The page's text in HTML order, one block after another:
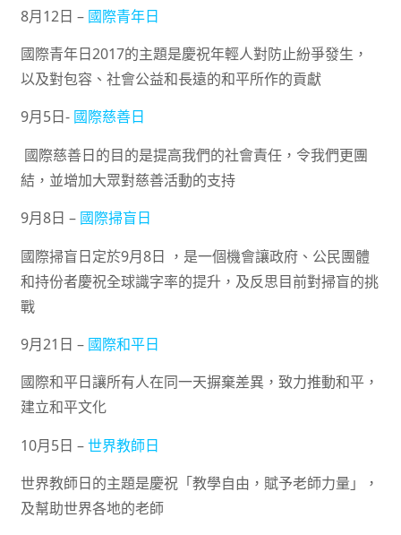
8月12日 – 國際青年日
國際青年日2017的主題是慶祝年輕人對防止紛爭發生，
以及對包容、社會公益和長遠的和平所作的貢獻
9月5日- 國際慈善日
國際慈善日的目的是提高我們的社會責任，令我們更團
結，並增加大眾對慈善活動的支持
9月8日 – 國際掃盲日
國際掃盲日定於9月8日 ，是一個機會讓政府、公民團體
和持份者慶祝全球識字率的提升，及反思目前對掃盲的挑
戰
9月21日 – 國際和平日
國際和平日讓所有人在同一天摒棄差異，致力推動和平，
建立和平文化
10月5日 –世界教師日
世界教師日的主題是慶祝「教學自由，賦予老師力量」，
及幫助世界各地的老師